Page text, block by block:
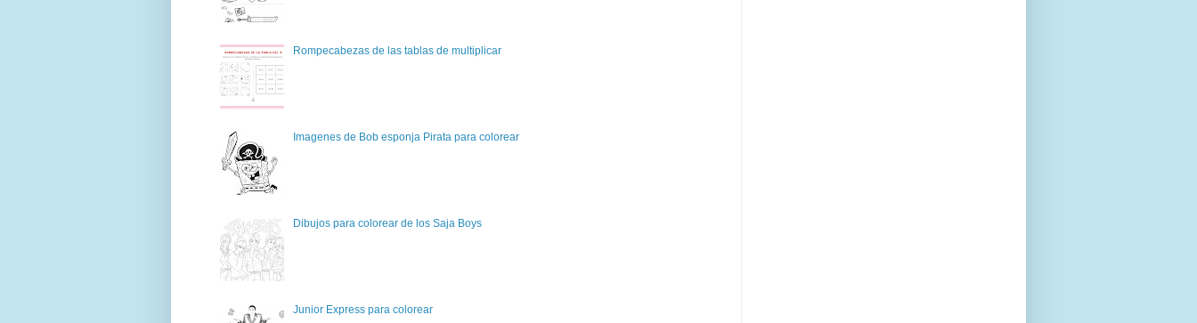
Rompecabezas de las tablas de multiplicar
Imagenes de Bob esponja Pirata para colorear
Dibujos para colorear de los Saja Boys
Junior Express para colorear